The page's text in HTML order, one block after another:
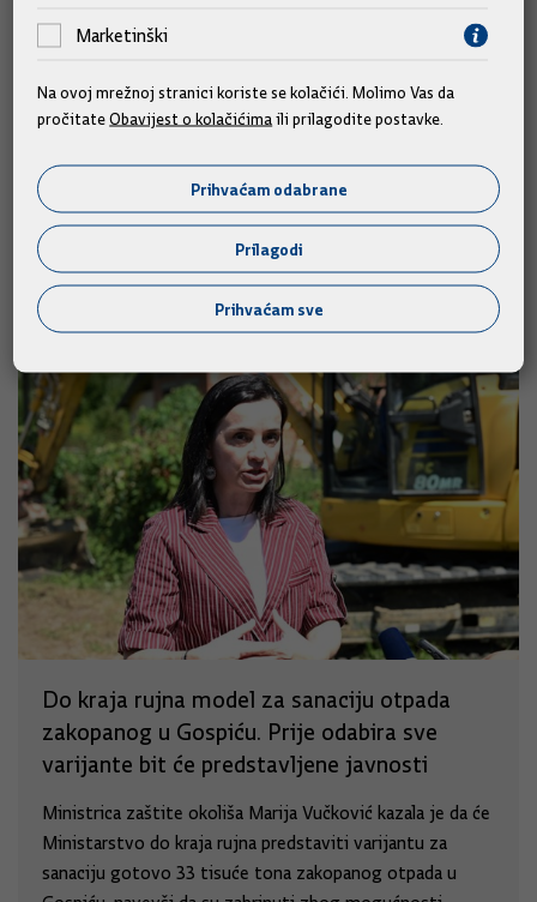
zemlje koja je snažno prisutna i aktivna u prihvaćanju presuda
što oni snažno podržavaju i ističu nas kao primjer.
Izvor: Hina/Vlada
Slične vijesti
Do kraja rujna model za sanaciju otpada
zakopanog u Gospiću. Prije odabira sve
varijante bit će predstavljene javnosti
Ministrica zaštite okoliša Marija Vučković kazala je da će
Ministarstvo do kraja rujna predstaviti varijantu za
sanaciju gotovo 33 tisuće tona zakopanog otpada u
Marketinški
Na ovoj mrežnoj stranici koriste se kolačići. Molimo Vas da
pročitateObavijest o kolačićima ili prilagodite postavke.
Prihvaćam odabrane
Prilagodi
Prihvaćam sve